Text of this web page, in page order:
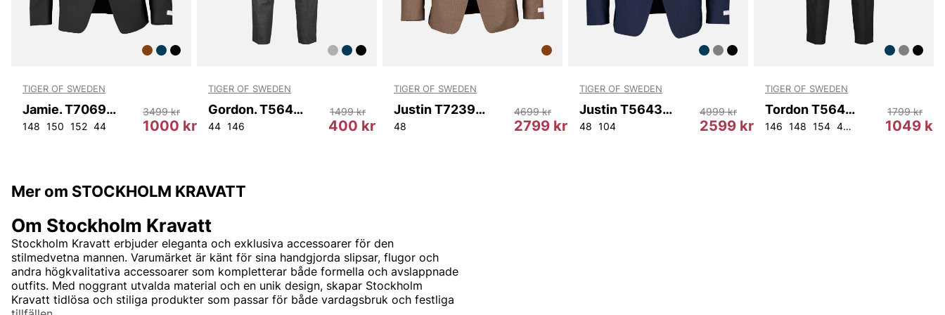
54 56 156
TIGER OF SWEDEN
Jamie. T70699 050
148 150 152 44 1000 kr
3499 kr
TIGER OF SWEDEN
Gordon. T56431 061
44 146 400 kr
1499 kr
TIGER OF SWEDEN
Justin T72390 10H
48 2799 kr
4699 kr
TIGER OF SWEDEN
Justin T56431 211
48 104 2599 kr
4999 kr
TIGER OF SWEDEN
Tordon T56431 050
146 148 154 44 54 56 92
1049 kr
1799 kr
Mer om STOCKHOLM KRAVATT
Om Stockholm Kravatt
Stockholm Kravatt erbjuder eleganta och exklusiva accessoarer för den
stilmedvetna mannen. Varumärket är känt för sina handgjorda slipsar, flugor och
andra högkvalitativa accessoarer som kompletterar både formella och avslappnade
outfits. Med noggrant utvalda material och en unik design, skapar Stockholm
Kravatt tidlösa och stiliga produkter som passar för både vardagsbruk och festliga